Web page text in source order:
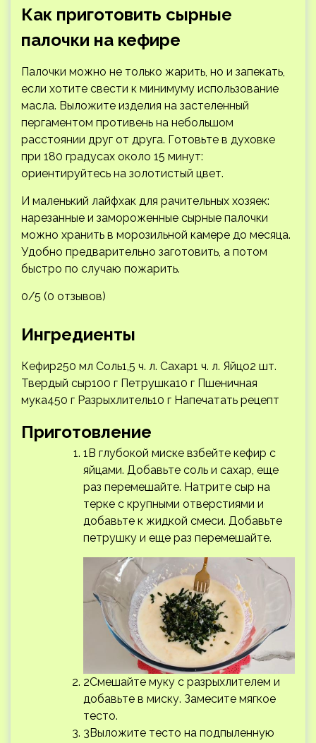
Как приготовить сырные
палочки на кефире
Палочки можно не только жарить, но и запекать,
если хотите свести к минимуму использование
масла. Выложите изделия на застеленный
пергаментом противень на небольшом
расстоянии друг от друга. Готовьте в духовке
при 180 градусах около 15 минут:
ориентируйтесь на золотистый цвет.
И маленький лайфхак для рачительных хозяек:
нарезанные и замороженные сырные палочки
можно хранить в морозильной камере до месяца.
Удобно предварительно заготовить, а потом
быстро по случаю пожарить.
0/5 (0 отзывов)
Ингредиенты
Кефир250 мл Соль1,5 ч. л. Сахар1 ч. л. Яйцо2 шт.
Твердый сыр100 г Петрушка10 г Пшеничная
мука450 г Разрыхлитель10 г Напечатать рецепт
Приготовление
1В глубокой миске взбейте кефир с
яйцами. Добавьте соль и сахар, еще
раз перемешайте. Натрите сыр на
терке с крупными отверстиями и
добавьте к жидкой смеси. Добавьте
петрушку и еще раз перемешайте.
2Смешайте муку с разрыхлителем и
добавьте в миску. Замесите мягкое
тесто.
3Выложите тесто на подпыленную